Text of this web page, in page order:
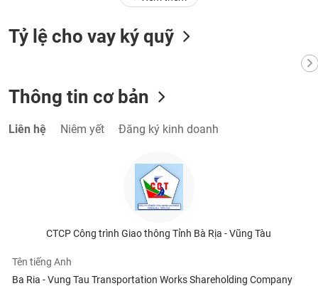
Tỷ lệ cho vay ký quỹ
Thông tin cơ bản
Liên hệ Niêm yết Đăng ký kinh doanh
CTCP Công trình Giao thông Tỉnh Bà Rịa - Vũng Tàu
Tên tiếng Anh
Ba Ria - Vung Tau Transportation Works Shareholding Company
giả
(-)
cáo
tích
(-)
vụ
(-)